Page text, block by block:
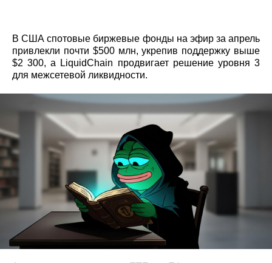
В США спотовые биржевые фонды на эфир за апрель
привлекли почти $500 млн, укрепив поддержку выше
$2 300, а LiquidChain продвигает решение уровня 3
для межсетевой ликвидности.